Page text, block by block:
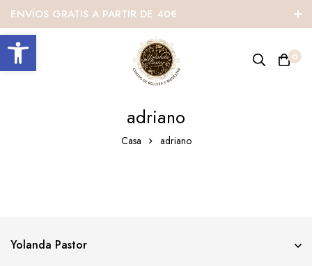
Abrir barra de herramientas
ENVÍOS GRATIS A PARTIR DE 40€
0
adriano
Casa adriano
Yolanda Pastor